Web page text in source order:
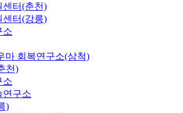
센터(춘천)
센터(강릉)
소
마 회복연구소(삼척)
천)
소
연구소
)